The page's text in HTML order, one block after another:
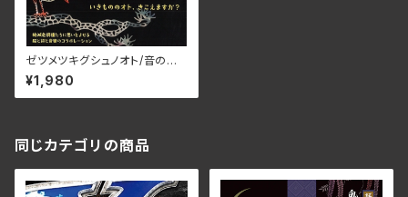
ゼツメツキグシュノオト/音の台
所（茂木淳子） 春畑セロリ 97
8-4-88330-181-2(仕様:BO
OK)
¥1,980
同じカテゴリの商品